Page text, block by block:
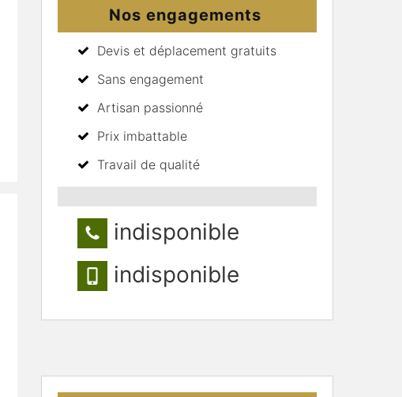
Nos engagements
Devis et déplacement gratuits
Sans engagement
Artisan passionné
Prix imbattable
Travail de qualité
indisponible
indisponible